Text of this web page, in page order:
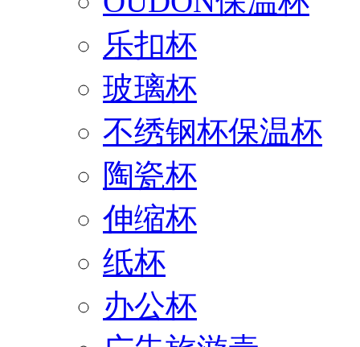
乐扣杯
玻璃杯
不绣钢杯保温杯
陶瓷杯
伸缩杯
纸杯
办公杯